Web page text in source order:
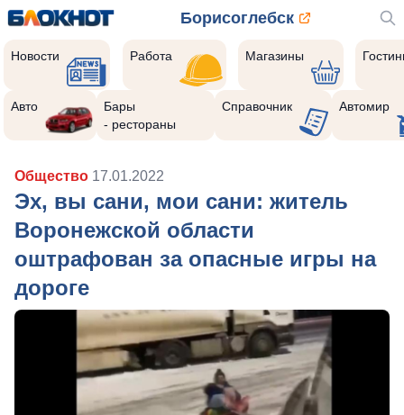
Борисоглебск
Новости Работа Магазины
Авто
Бары
- рестораны
Справочник Автомир
Общество 17.01.2022
Эх, вы сани, мои сани: житель
Воронежской области
оштрафован за опасные игры на
дороге